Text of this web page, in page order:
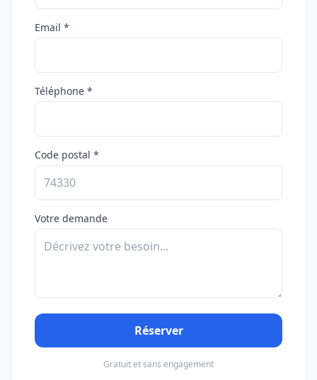
Email *
Téléphone *
Code postal *
Votre demande
Réserver
Gratuit et sans engagement